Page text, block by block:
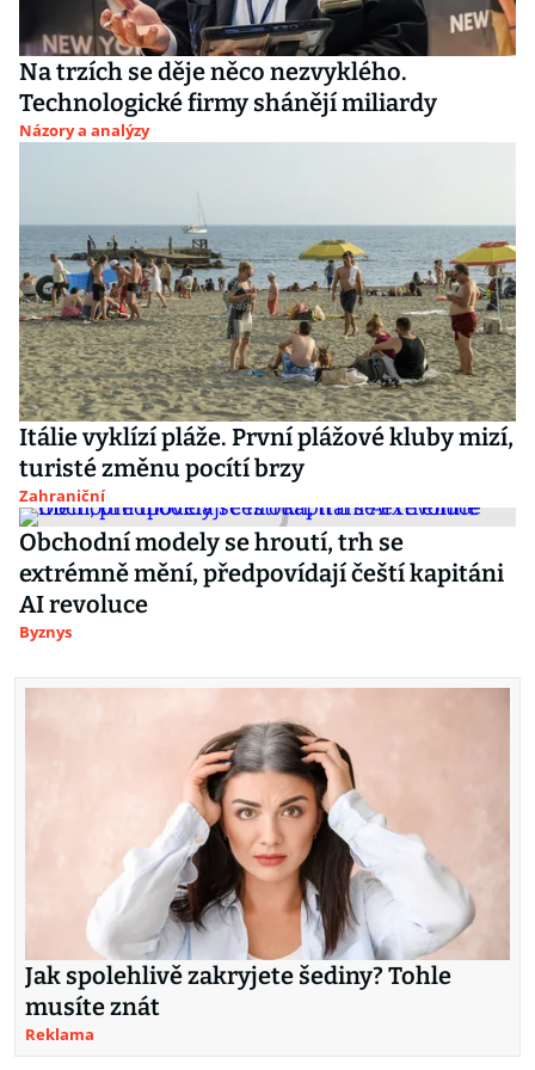
Na trzích se děje něco nezvyklého.
Technologické firmy shánějí miliardy
Názory a analýzy
Itálie vyklízí pláže. První plážové kluby mizí,
turisté změnu pocítí brzy
Zahraniční
Obchodní modely se hroutí, trh se
extrémně mění, předpovídají čeští kapitáni
AI revoluce
Byznys
Jak spolehlivě zakryjete šediny? Tohle
musíte znát
Reklama